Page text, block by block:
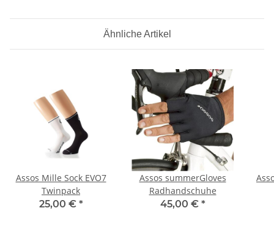
Ähnliche Artikel
Assos Mille Sock EVO7
Twinpack
25,00 € *
Assos summerGloves
Radhandschuhe
45,00 € *